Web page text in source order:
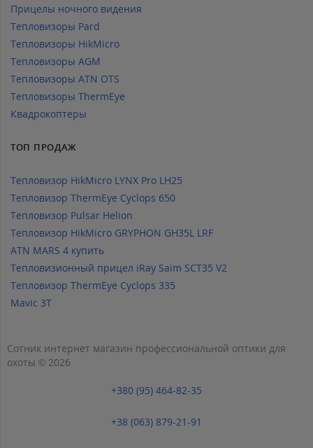
Прицелы ночного видения
Тепловизоры Pard
Тепловизоры HikMicro
Тепловизоры AGM
Тепловизоры ATN OTS
Тепловизоры ThermEye
Квадрокоптеры
ТОП ПРОДАЖ
Тепловизор HikMicro LYNX Pro LH25
Тепловизор ThermEye Cyclops 650
Тепловизор Pulsar Helion
Тепловизор HikMicro GRYPHON GH35L LRF
ATN MARS 4 купить
Тепловизионный прицел iRay Saim SCT35 V2
Тепловизор ThermEye Cyclops 335
Mavic 3T
Сотник интернет магазин профессиональной оптики для
охоты © 2026
+380 (95) 464-82-35
+38 (063) 879-21-91